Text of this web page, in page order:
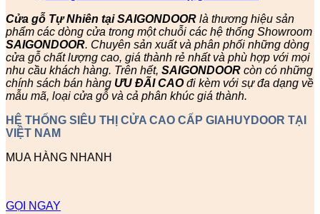
Cửa gỗ Tự Nhiên tại SAIGONDOOR là thương hiệu sản
phẩm các dòng cửa trong một chuỗi các hệ thống Showroom
SAIGONDOOR. Chuyên sản xuất và phân phối những dòng
cửa gỗ chất lượng cao, giá thành rẻ nhất và phù hợp với mọi
nhu cầu khách hàng. Trên hết, SAIGONDOOR còn có những
chính sách bán hàng ƯU ĐÃI CAOđi kèm với sự đa dạng về
mẫu mã, loại cửa gỗ và cả phân khúc giá thành.
HỆ THỐNG SIÊU THỊ CỬA CAO CẤP GIAHUYDOOR TẠI
VIỆT NAM
MUA HÀNG NHANH
GỌI NGAY